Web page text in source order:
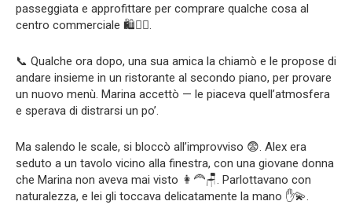
passeggiata e approfittare per comprare qualche cosa al
centro commerciale 🛍️🚶‍♀️.
📞 Qualche ora dopo, una sua amica la chiamò e le propose di
andare insieme in un ristorante al secondo piano, per provare
un nuovo menù. Marina accettò — le piaceva quell’atmosfera
e sperava di distrarsi un po’.
Ma salendo le scale, si bloccò all’improvviso 😨. Alex era
seduto a un tavolo vicino alla finestra, con una giovane donna
che Marina non aveva mai visto 👩‍🦰🪑. Parlottavano con
naturalezza, e lei gli toccava delicatamente la mano ✋💫.